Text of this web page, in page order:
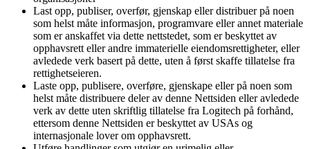
Last opp, publiser, overfør, gjenskap eller distribuer på noen
som helst måte informasjon, programvare eller annet materiale
som er anskaffet via dette nettstedet, som er beskyttet av
opphavsrett eller andre immaterielle eiendomsrettigheter, eller
avledede verk basert på dette, uten å først skaffe tillatelse fra
rettighetseieren.
Laste opp, publisere, overføre, gjenskape eller på noen som
helst måte distribuere deler av denne Nettsiden eller avledede
verk av dette uten skriftlig tillatelse fra Logitech på forhånd,
ettersom denne Nettsiden er beskyttet av USAs og
internasjonale lover om opphavsrett.